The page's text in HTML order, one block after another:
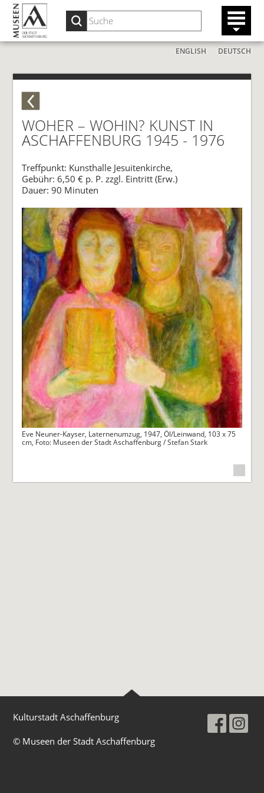
DEUTSCH
ENGLISH
WOHER – WOHIN? KUNST IN
ASCHAFFENBURG 1945 - 1976
Treffpunkt: Kunsthalle Jesuitenkirche,
Gebühr: 6,50 € p. P. zzgl. Eintritt (Erw.)
Dauer: 90 Minuten
Eve Neuner-Kayser, Laternenumzug, 1947, Öl/Leinwand, 103 x 75
cm, Foto: Museen der Stadt Aschaffenburg / Stefan Stark
Kulturstadt Aschaffenburg
© Museen der Stadt Aschaffenburg